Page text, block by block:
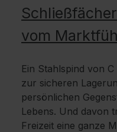
vom
Ein Stahlspind von
zur sicheren
persönlichen
Lebens. Und davon
Freizeit eine ganze